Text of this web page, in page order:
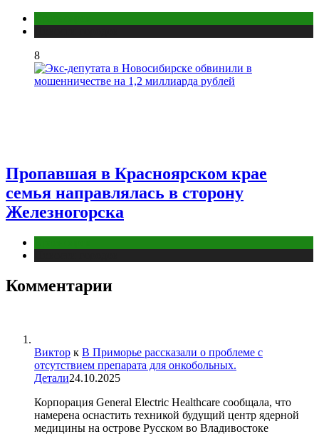
8
Пропавшая в Красноярском крае
семья направлялась в сторону
Железногорска
Комментарии
Виктор к В Приморье рассказали о проблеме с
отсутствием препарата для онкобольных.
Детали24.10.2025
Корпорация General Electric Healthcare сообщала, что
намерена оснастить техникой будущий центр ядерной
медицины на острове Русском во Владивостоке